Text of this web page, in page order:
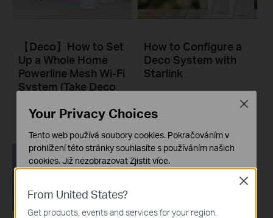
【Deco】How to Set
Up a Whole Home
Powerline Mesh Wi-Fi
System (Take Deco
How to Configure a
Deco System with
Starlink
From United States?
Get products, events and services for your region.
Close
Your Privacy Choices
Tento web používá soubory cookies. Pokračováním v
prohlížení této stránky souhlasíte s používáním našich
cookies.Již nezobrazovatZjistit více.
Tyto cookies jsou nezbytné pro fungování webových
stránek a nelze je ve vašich systémech deaktivovat.
Close